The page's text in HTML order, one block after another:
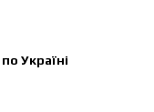
Україні